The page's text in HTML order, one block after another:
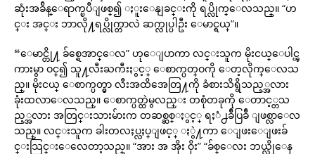
ဆုံးအခ်ိန္ေရာက္ၿပီျဖစ္၍ ႏူးေနျခင္းကို ရပ္လိုက္ေလသည္။ “ဟ
င္း အင္း ဘာလို႔ရပ္လိုက္တာလဲ ဆက္လုပ္ပါဦး ေမာင္ရယ္”။
“ေမာင္တို႔ ခ်စ္ရေအာင္ေလ” ဟုေျပာကာ လင္းသူက မိုးငယ္ေပါင္ၾ
ကားမွာ ဝင္၍ သူ႔လီးႀကီးႏွင့္ ေစာက္ပတ္ဝကို ေတ့လိုက္ေလသ
ည္။ မိုးငယ္ ေစာက္ပတ္မွာ လီးအထိအေတြ႔ကို ခံစားသိရွိသည့္အလား
ခုံးထလာေလသည္။ ေစာက္ပတ္ထဲမွလည္း တစုံတခုကို ေတာင့္တသ
ည့္အလား အတြင္းသားမ်ားက တဆစ္ဆစ္ႏွင့္ ရႈံ႕ခ်ီပြခ်ီ ျဖစ္လာေလ
သည္။ လင္းသူက ခါးတလႈပ္လႈပ္ျဖင့္ ႏွဲ႔ကာ ေျဖးေျဖးခ်
င္းသြင္းေလေတာ့သည္။ “အား အ အိုး ဝိုး” “ခ်စ္ေလး ဘယ္လိုေန